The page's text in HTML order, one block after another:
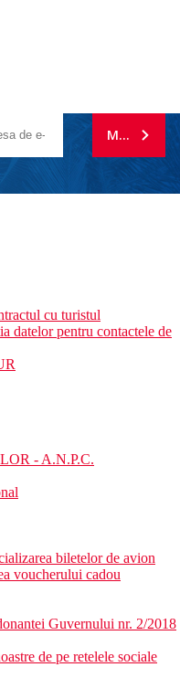
MA
cu turistul
datelor pentru contactele de
- A.N.P.C.
biletelor de avion
voucherului cadou
Guvernului nr. 2/2018
de pe retelele sociale